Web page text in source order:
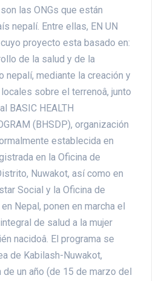
las ONGs que están
nepalí. Entre ellas, EN UN
cuyo proyecto esta basado en:
de la salud y de la
nepalí, mediante la creación y
sobre el terrenoâ, junto
BASIC HEALTH
(BHSDP), organización
establecida en
en la Oficina de
Nuwakot, así como en
Social y la Oficina de
Nepal, ponen en marcha el
integral de salud a la mujer
nacidoâ. El programa se
de Kabilash-Nuwakot,
de un año (de 15 de marzo del